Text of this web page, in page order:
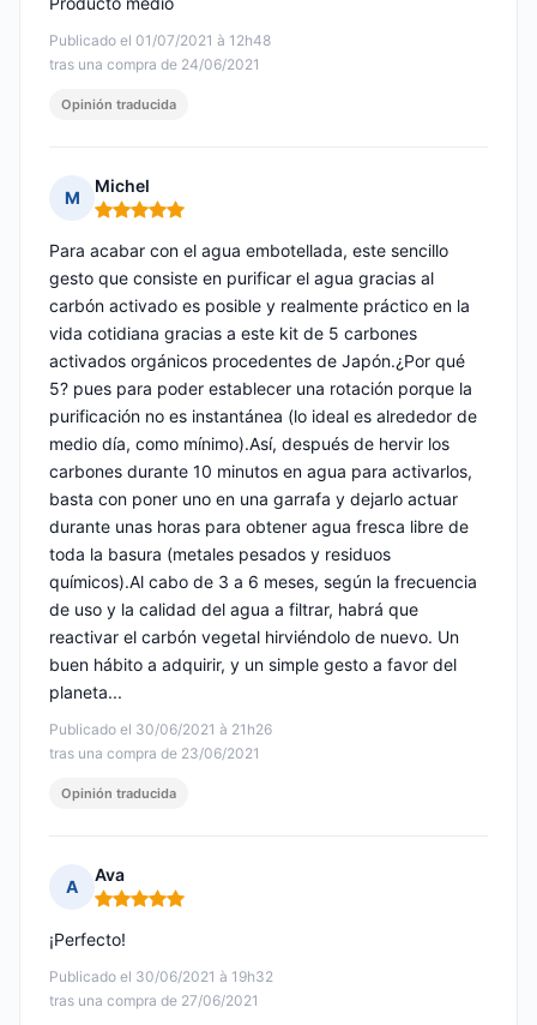
Publicado el 01/07/2021 à 12h48
tras una compra de 24/06/2021
Opinión traducida
M
Michel
Nota: 5 de 5
Publicado el 30/06/2021 à 21h26
tras una compra de 23/06/2021
Para acabar con el agua embotellada, este sencillo
gesto que consiste en purificar el agua gracias al
carbón activado es posible y realmente práctico en la
vida cotidiana gracias a este kit de 5 carbones
activados orgánicos procedentes de Japón.¿Por qué
5? pues para poder establecer una rotación porque la
purificación no es instantánea (lo ideal es alrededor de
medio día, como mínimo).Así, después de hervir los
carbones durante 10 minutos en agua para activarlos,
basta con poner uno en una garrafa y dejarlo actuar
durante unas horas para obtener agua fresca libre de
toda la basura (metales pesados y residuos
químicos).Al cabo de 3 a 6 meses, según la frecuencia
de uso y la calidad del agua a filtrar, habrá que
reactivar el carbón vegetal hirviéndolo de nuevo. Un
buen hábito a adquirir, y un simple gesto a favor del
planeta...
Opinión traducida
A
Ava
Nota: 5 de 5
Publicado el 30/06/2021 à 19h32
tras una compra de 27/06/2021
¡Perfecto!